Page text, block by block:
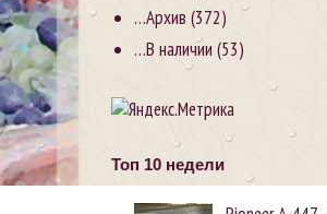
…Архив (372)
…В наличии (53)
Топ 10 недели